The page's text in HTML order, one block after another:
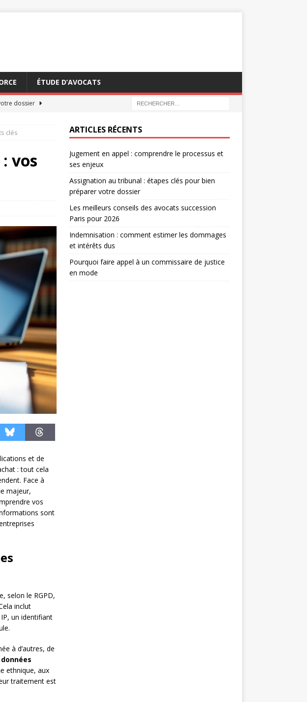
ÉTUDE D’AVOCATS
dossier
dus
clés
vos
et de
: tout cela
Face à
majeur,
vos
sont
selon le RGPD,
inclut
un identifiant
à d’autres, de
données
ethnique, aux
traitement est
ARTICLES RÉCENTS
Jugement en appel : comprendre le processus et
ses enjeux
Assignation au tribunal : étapes clés pour bien
préparer votre dossier
Les meilleurs conseils des avocats succession
Paris pour 2026
Indemnisation : comment estimer les dommages
et intérêts dus
Pourquoi faire appel à un commissaire de justice
en mode